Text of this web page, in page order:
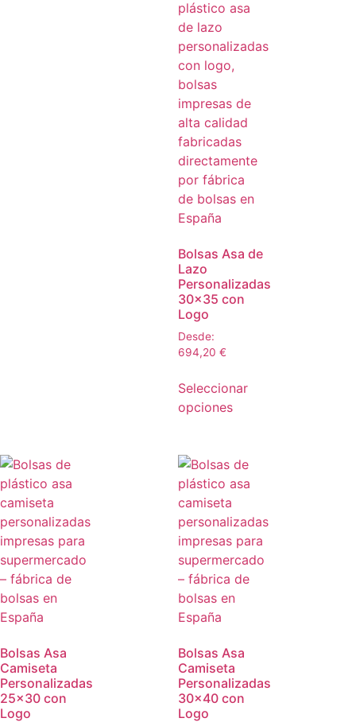
Bolsas Asa de
Lazo
Personalizadas
30×35 con
Logo
Desde:
694,20 €
Seleccionar
opciones
Bolsas Asa
Camiseta
Personalizadas
25×30 con
Logo
Bolsas Asa
Camiseta
Personalizadas
30×40 con
Logo